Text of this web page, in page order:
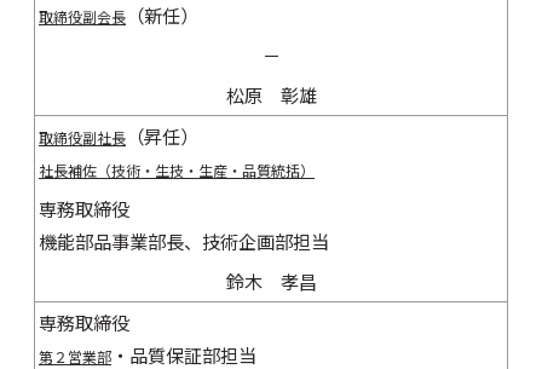
取締役副会長
（新任）
－
松原 彰雄
取締役副社長 （昇任）
社長補佐（技術・生技・生産・品質統括）
専務取締役
機能部品事業部長、技術企画部担当
鈴木 孝昌
専務取締役
第２営業部 ・品質保証部担当